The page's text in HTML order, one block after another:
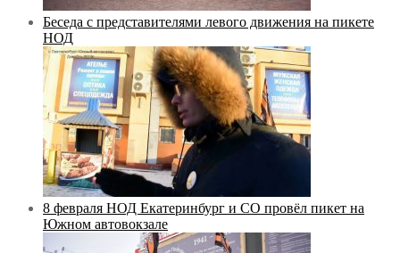
Беседа с представителями левого движения на пикете
НОД
8 февраля НОД Екатеринбург и СО провёл пикет на
Южном автовокзале